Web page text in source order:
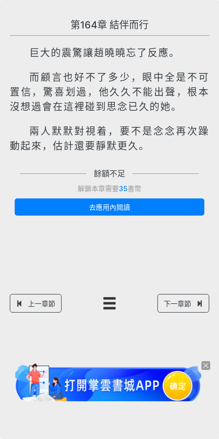
第164章 結伴而行
巨大的震驚讓趙曉曉忘了反應。
而顧言也好不了多少，眼中全是不可
置信，驚喜划過，他久久不能出聲，根本
沒想過會在這裡碰到思念已久的她。
兩人默默對視着，要不是念念再次躁
動起來，估計還要靜默更久。
餘額不足
解鎖本章需要35書幣
去應用內閱讀
上一章節 下一章節